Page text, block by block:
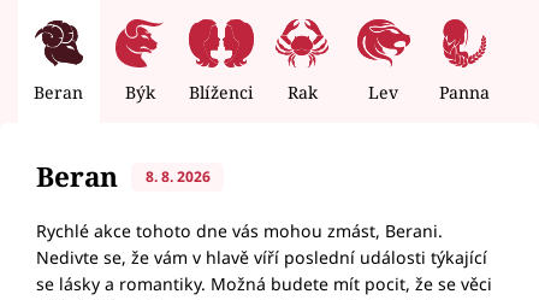
Beran Býk Blíženci Rak Lev Panna
Beran 8. 8. 2026
Rychlé akce tohoto dne vás mohou zmást, Berani.
Nedivte se, že vám v hlavě víří poslední události týkající
se lásky a romantiky. Možná budete mít pocit, že se věci